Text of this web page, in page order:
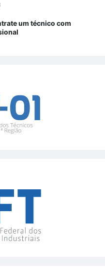
um técnico com